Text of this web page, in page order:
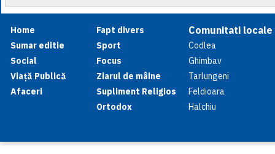
Home
Sumar editie
Social
Viață Publică
Afaceri
Fapt divers
Sport
Focus
Ziarul de mâine
Supliment Religios
Ortodox
Comunitati locale
Codlea
Ghimbav
Tarlungeni
Feldioara
Halchiu